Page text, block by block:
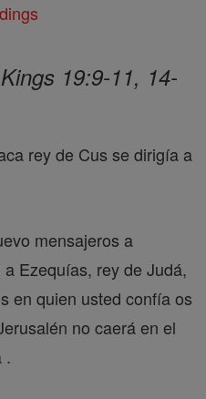
19:9-11, 14-
rey de Cus se dirigía a
mensajeros a
Ezequías, rey de Judá,
en quien usted confía os
no caerá en el
.